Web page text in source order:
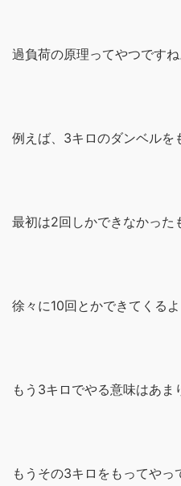
過負荷の原理ってやつですね
例えば、3キロのダンベルを
最初は2回しかできなかった
徐々に10回とかできてくる
もう3キロでやる意味はあま
もうその3キロをもってやっ